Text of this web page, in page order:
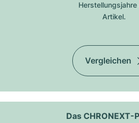
Herstellungsjahre
Artikel.
Vergleichen
Das CHRONEXT-